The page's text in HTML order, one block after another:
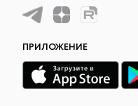
ПРИЛОЖЕНИЕ